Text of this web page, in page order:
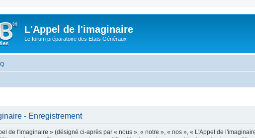
L'Appel de l'imaginaire
Le forum préparatoire des Etats Généraux
- Enregistrement
de l'imaginaire » (désigné ci-après par « nous », « notre », « nos », « L'Appel de